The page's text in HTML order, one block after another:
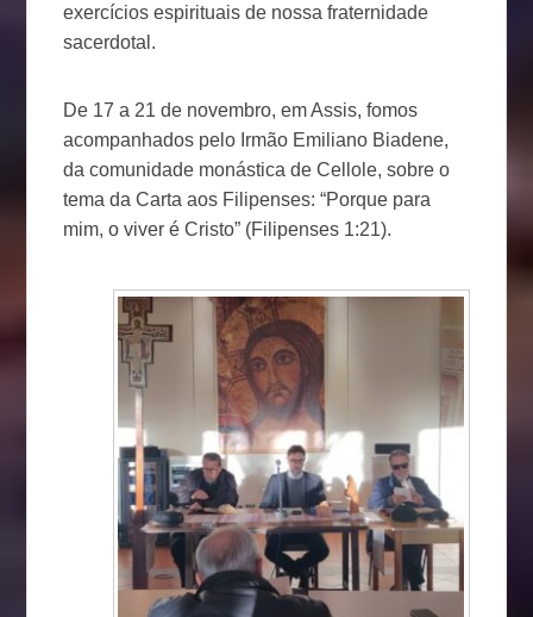
exercícios espirituais de nossa fraternidade
sacerdotal.
De 17 a 21 de novembro, em Assis, fomos
acompanhados pelo Irmão Emiliano Biadene,
da comunidade monástica de Cellole, sobre o
tema da Carta aos Filipenses: “Porque para
mim, o viver é Cristo” (Filipenses 1:21).